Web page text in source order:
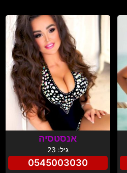
אנסטסיה
גיל: 23
0545003030